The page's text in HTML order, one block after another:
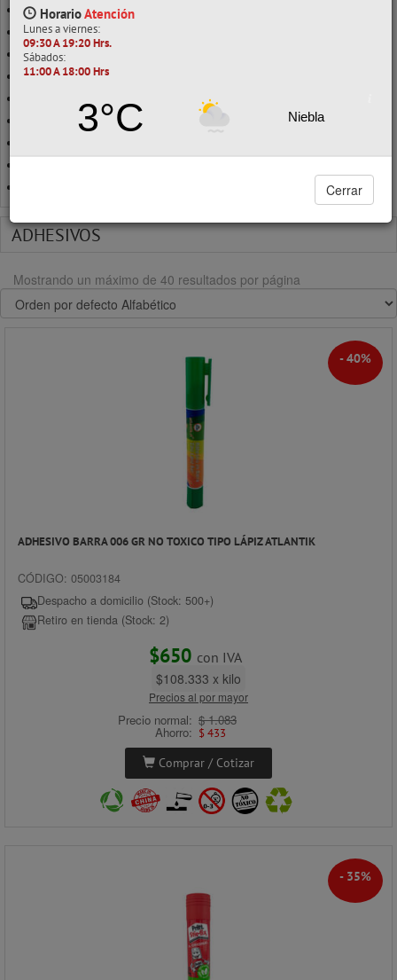
HorarioAtención
Lunes a viernes:
09:30 A 19:20 Hrs.
Sábados:
11:00 A 18:00 Hrs
3°C Niebla
Cerrar
ADHESIVO EN BARRA
ADHESIVO LÍQUIDO
ADHESIVO MULTIFIX
ADHESIVO TRANSPARENTE
ADHESIVOS
Mostrando un máximo de 40 resultados por página
- 40%
ADHESIVO BARRA 006 GR NO TOXICO TIPO LÁPIZ ATLANTIK
CÓDIGO: 05003184
Despacho a domicilio (Stock: 500+)
Retiro en tienda (Stock: 2)
$650 con IVA
$108.333 x kilo
Precios al por mayor
Precio normal: $ 1.083
Ahorro: $ 433
Comprar / Cotizar
- 35%